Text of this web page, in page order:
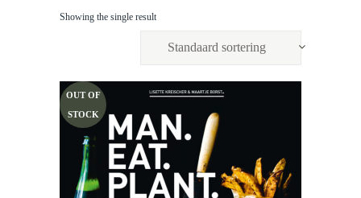
Showing the single result
Standaard sortering
OUT OF
STOCK